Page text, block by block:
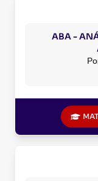
ABA -